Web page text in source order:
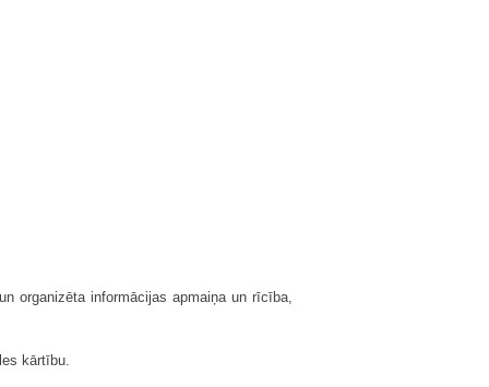
organizēta informācijas apmaiņa un rīcība,
kārtību.